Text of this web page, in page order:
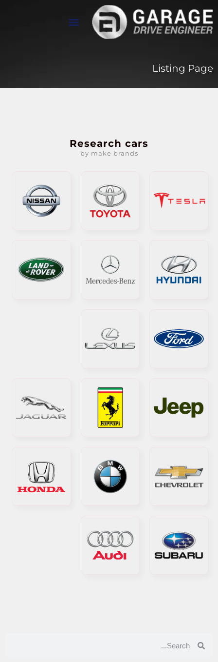
Listing Page
Research cars
by make brands